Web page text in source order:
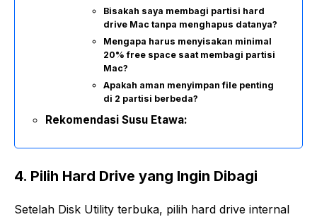
Bisakah saya membagi partisi hard
drive Mac tanpa menghapus datanya?
Mengapa harus menyisakan minimal
20% free space saat membagi partisi
Mac?
Apakah aman menyimpan file penting
di 2 partisi berbeda?
Rekomendasi Susu Etawa:
4. Pilih Hard Drive yang Ingin Dibagi
Setelah Disk Utility terbuka, pilih hard drive internal